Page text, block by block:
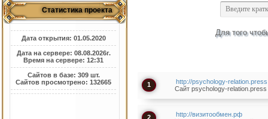
Статистика проекта
Дата открытия: 01.05.2020
Дата на сервере: 08.08.2026г.
Время на сервере: 12:31
Сайтов в базе: 309 шт.
Сайтов просмотрено: 132665
Для того
1
http://psychology-relation.press
Сайт psychology-relation.press
2
http://визитообмен.рф